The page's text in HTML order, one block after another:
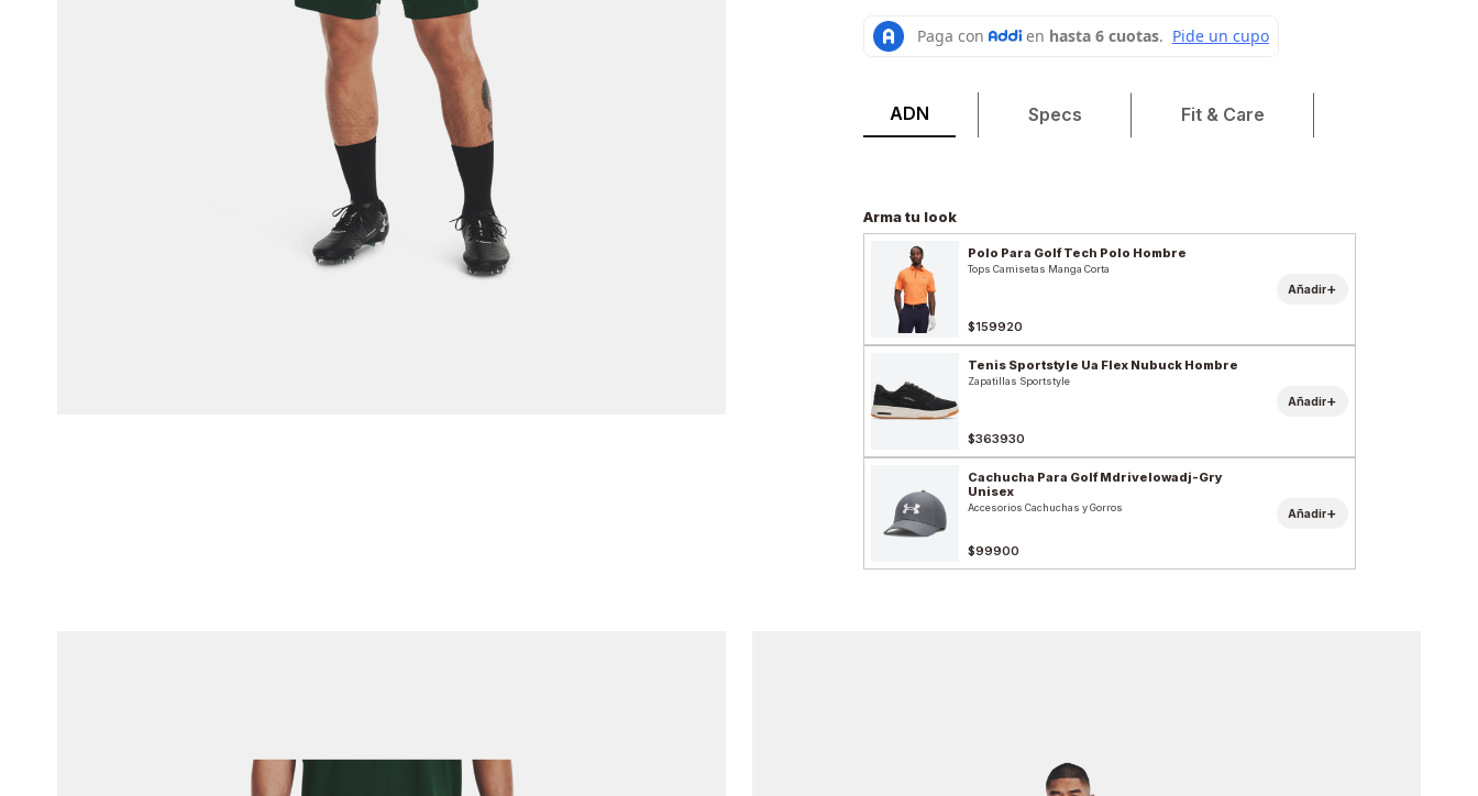
ADN Specs Fit & Care
Arma tu look
Polo Para Golf Tech Polo Hombre
Tops Camisetas Manga Corta
$159920
Añadir+
Tenis Sportstyle Ua Flex Nubuck Hombre
Zapatillas Sportstyle
$363930
Añadir+
Cachucha Para Golf Mdrivelowadj-Gry
Unisex
Accesorios Cachuchas y Gorros
$99900
Añadir+
Short